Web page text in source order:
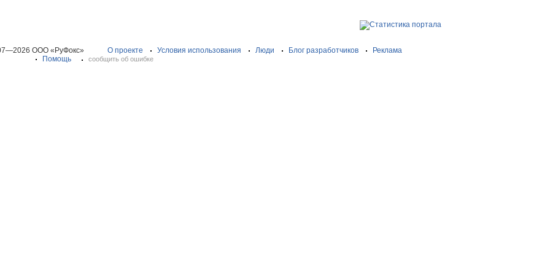
ООО «РуФокс» О проекте Условия использования Люди Блог разработчиков
Реклама
Помощь
сообщить об ошибке